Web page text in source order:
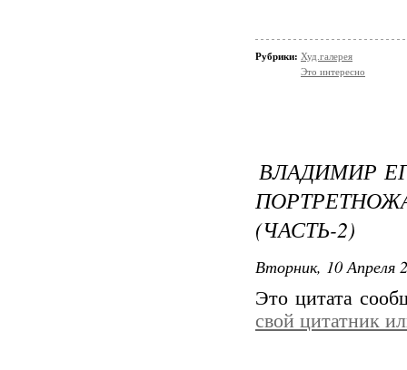
Рубрики: Худ.галерея
Это интересно
ВЛАДИМИР
(ЧАСТЬ-2)
Вторник, 10 Апреля
Это цитата
свой цитатник